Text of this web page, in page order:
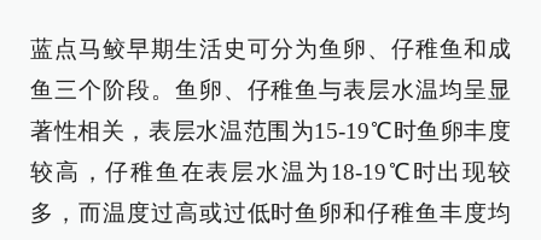
蓝点马鲛早期生活史可分为鱼卵、仔稚鱼和成
鱼三个阶段。鱼卵、仔稚鱼与表层水温均呈显
著性相关，表层水温范围为15-19℃时鱼卵丰度
较高，仔稚鱼在表层水温为18-19℃时出现较
多，而温度过高或过低时鱼卵和仔稚鱼丰度均